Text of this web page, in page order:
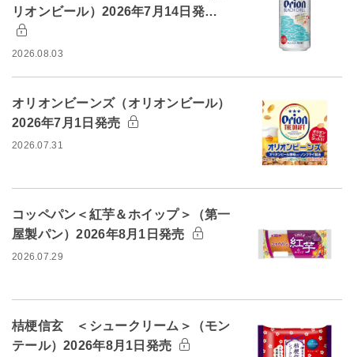
リオンビール）2026年7月14日発…
2026.08.03
オリオンビーンズ（オリオンビール）
2026年7月1日発売
2026.07.31
コッペパン＜紅芋＆ホイップ＞（第一
屋製パン）2026年8月1日発売
2026.07.29
桔梗信玄 ＜シュークリーム＞（モン
テール）2026年8月1日発売